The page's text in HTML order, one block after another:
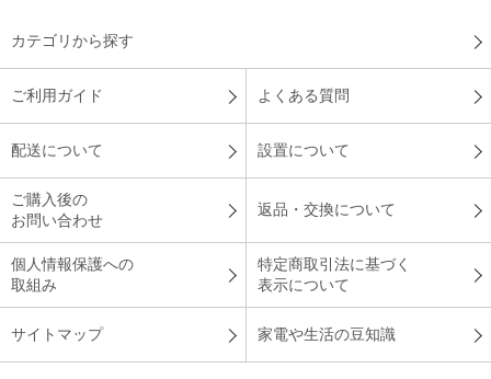
カテゴリから探す
ご利用ガイド よくある質問
配送について 設置について
ご購入後の
お問い合わせ
返品・交換について
個人情報保護への
取組み
特定商取引法に基づく
表示について
サイトマップ 家電や生活の豆知識